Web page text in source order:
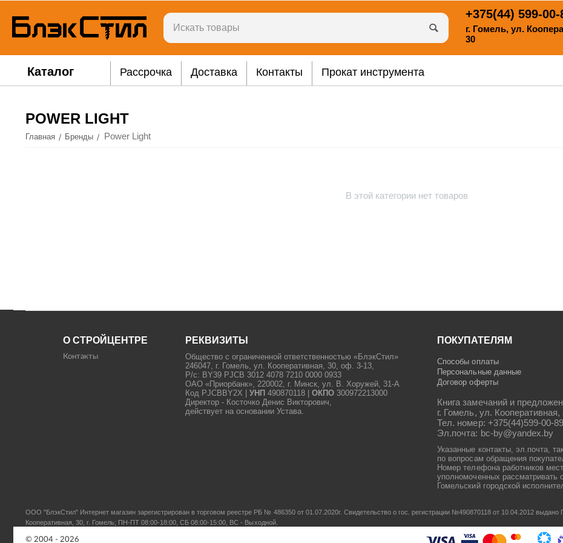
+375(44) 599-00-
г. Гомель, ул.
30
Каталог Рассрочка Доставка Контакты Прокат инструмента
POWER LIGHT
Главная / Бренды / Power Light
В этой категории нет товаров
О СТРОЙЦЕНТРЕ
Контакты
РЕКВИЗИТЫ
Общество с ограниченной ответственностью «БлэкСтил»
246047, г. Гомель, ул. Кооперативная, 30, оф. 3-13,
Р/с: BY39 PJCB 3012 4078 7210 0000 0933
ОАО «Приорбанк», 220002, г. Минск, ул. В. Хоружей, 31-А
Код PJCBBY2X |УНП 490870118 |ОКПО 300972213000
Директор - Косточко Денис Викторович,
действует на основании Устава.
ПОКУПАТЕЛЯМ
Способы оплаты
Персональные данные
Договор оферты
Книга замечаний и
г. Гомель, ул.
Тел. номер: +375(44)599-00-89
Эл.почта: bc-by@yandex.by
Указанные контакты, эл.почта,
по вопросам обращения
Номер телефона работников
уполномоченных рассматривать
Гомельский городской
ООО "БлэкСтил" Интернет магазин зарегистрирован в торговом реестре РБ № 486350 от 01.07.2020г. Свидетельство о гос. регистрации №490870118 от 10.04.2012
Кооперативная, 30, г. Гомель; ПН-ПТ 08:00-18:00, СБ 08:00-15:00, ВС - Выходной.
© 2004 - 2026